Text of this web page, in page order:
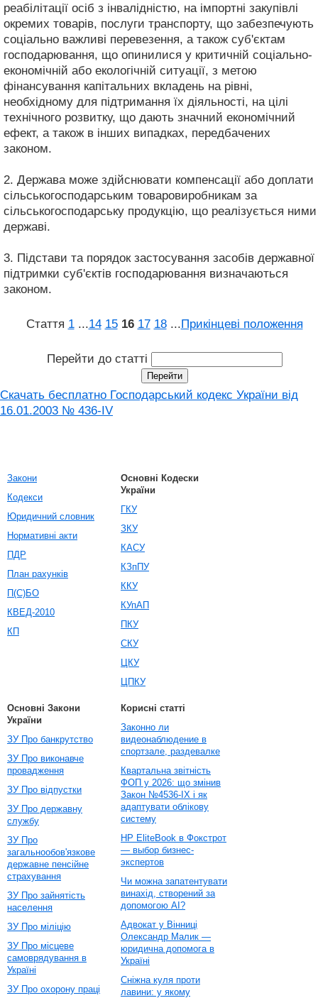
реабілітації осіб з інвалідністю, на імпортні закупівлі
окремих товарів, послуги транспорту, що забезпечують
соціально важливі перевезення, а також суб'єктам
господарювання, що опинилися у критичній соціально-
економічній або екологічній ситуації, з метою
фінансування капітальних вкладень на рівні,
необхідному для підтримання їх діяльності, на цілі
технічного розвитку, що дають значний економічний
ефект, а також в інших випадках, передбачених
законом.
2. Держава може здійснювати компенсації або доплати
сільськогосподарським товаровиробникам за
сільськогосподарську продукцію, що реалізується ними
державі.
3. Підстави та порядок застосування засобів державної
підтримки суб'єктів господарювання визначаються
законом.
Стаття 1 ...14 15 16 17 18 ...Прикінцеві положення
Перейти до статті
Скачать бесплатно Господарський кодекс України від
16.01.2003 № 436-IV
Закони
Кодекси
Юридичний словник
Нормативні акти
ПДР
План рахунків
П(С)БО
КВЕД-2010
КП
Основні Кодески
України
ГКУ
ЗКУ
КАСУ
КЗпПУ
ККУ
КУпАП
ПКУ
СКУ
ЦКУ
ЦПКУ
Основні Закони
України
ЗУ Про банкрутство
ЗУ Про виконавче
провадження
ЗУ Про відпустки
ЗУ Про державну
службу
ЗУ Про
загальнообов'язкове
державне пенсійне
страхування
ЗУ Про зайнятість
населення
ЗУ Про міліцію
ЗУ Про місцеве
самоврядування в
Україні
ЗУ Про охорону праці
Корисні статті
Законно ли
видеонаблюдение в
спортзале, раздевалке
Квартальна звітність
ФОП у 2026: що змінив
Закон №4536-IX і як
адаптувати облікову
систему
HP EliteBook в Фокстрот
— выбор бизнес-
экспертов
Чи можна запатентувати
винахід, створений за
допомогою AI?
Адвокат у Вінниці
Олександр Малик —
юридична допомога в
Україні
Сніжна куля проти
лавини: у якому